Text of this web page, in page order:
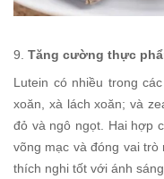
9. Tăng cường thực
Lutein có nhiều trong
xoăn, xà lách xoăn; và
đỏ và ngô ngọt. Hai hợp
võng mạc và đóng vai trò
thích nghi tốt với ánh